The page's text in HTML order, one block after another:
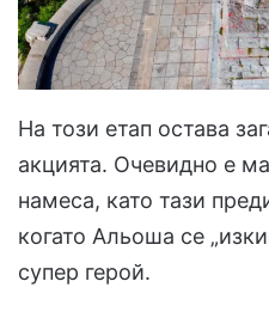
На този етап остава
акцията. Очевидно е
намеса, като тази
когато Альоша се
супер герой.